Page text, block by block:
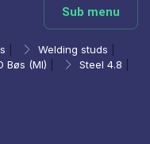
Sub menu
Welding studs
Bøs (MI) Steel 4.8